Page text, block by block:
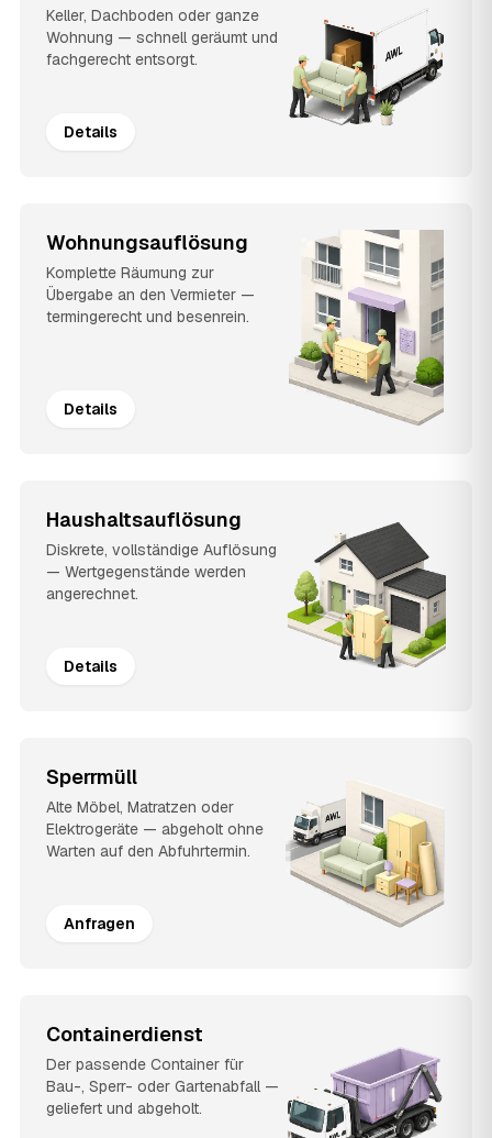
Keller, Dachboden oder ganze
Wohnung — schnell geräumt und
fachgerecht entsorgt.
Details
Wohnungsauflösung
Komplette Räumung zur
Übergabe an den Vermieter —
termingerecht und besenrein.
Details
Haushaltsauflösung
Diskrete, vollständige Auflösung
— Wertgegenstände werden
angerechnet.
Details
Sperrmüll
Alte Möbel, Matratzen oder
Elektrogeräte — abgeholt ohne
Warten auf den Abfuhrtermin.
Anfragen
Containerdienst
Der passende Container für
Bau-, Sperr- oder Gartenabfall —
geliefert und abgeholt.